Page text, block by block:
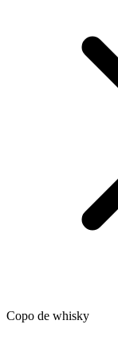
Copo de whisky